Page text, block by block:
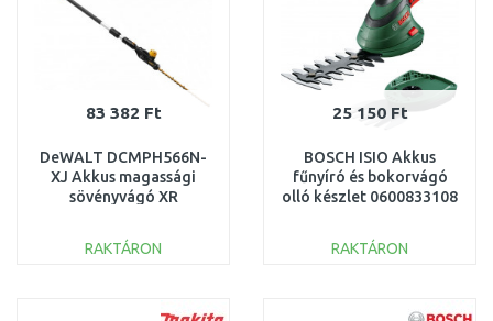
83 382 Ft
DeWALT DCMPH566N-
XJ Akkus magassági
sövényvágó XR
nélkül)
RAKTÁRON
Összehasonlítás
25 150 Ft
BOSCH ISIO Akkus
fűnyíró és bokorvágó
olló készlet 0600833108
RAKTÁRON
Összehasonlítás